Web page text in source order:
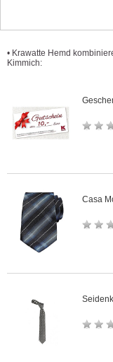
• Krawatte Hemd
Kimmich:
Casa